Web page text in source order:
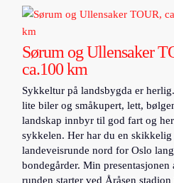
Sørum og Ullensaker
ca.100 km
Sykkeltur på landsbygda er
lite biler og småkupert, lett,
landskap innbyr til god fart og
sykkelen. Her har du en skikkelig
landeveisrunde nord for Oslo
bondegårder. Min presentasjonen
runden starter ved Åråsen stadion